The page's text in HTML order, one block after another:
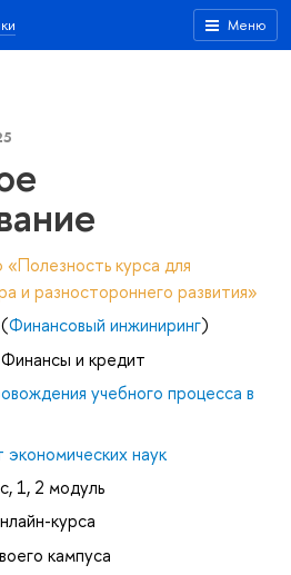
Меню
курса для
и разностороннего развития»
Финансовый инжиниринг)
и кредит
учебного процесса в
экономических наук
1, 2 модуль
курса
кампуса